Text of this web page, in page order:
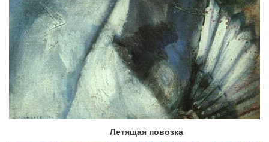
Летящая повозка